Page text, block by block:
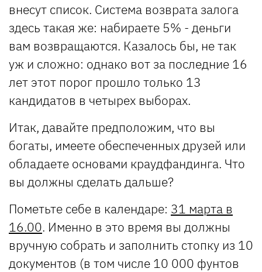
внесут список. Система возврата залога
здесь такая же: набираете 5% - деньги
вам возвращаются. Казалось бы, не так
уж и сложно: однако вот за последние 16
лет этот порог прошло только 13
кандидатов в четырех выборах.
Итак, давайте предположим, что вы
богаты, имеете обеспеченных друзей или
обладаете основами краудфандинга. Что
вы должны сделать дальше?
Пометьте себе в календаре: 31 марта в
16.00. Именно в это время вы должны
вручную собрать и заполнить стопку из 10
документов (в том числе 10 000 фунтов